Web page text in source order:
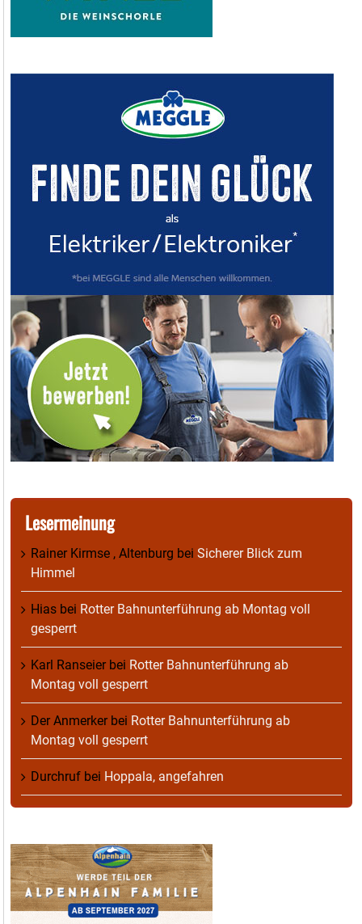
Lesermeinung
Rainer Kirmse , Altenburg bei Sicherer Blick zum
Himmel
Hias bei Rotter Bahnunterführung ab Montag voll
gesperrt
Karl Ranseierbei Rotter Bahnunterführung ab
Montag voll gesperrt
Der Anmerkerbei Rotter Bahnunterführung ab
Montag voll gesperrt
Durchruf bei Hoppala, angefahren